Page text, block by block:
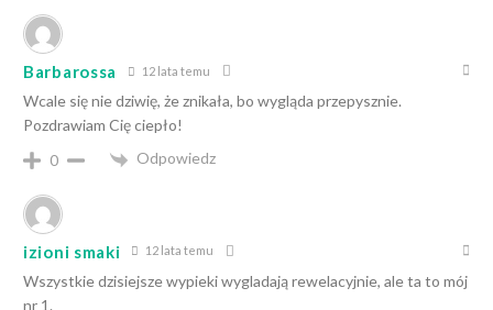
Barbarossa 12 lata temu
Wcale się nie dziwię, że znikała, bo wygląda przepysznie.
Pozdrawiam Cię ciepło!
0
Odpowiedz
izioni smaki 12 lata temu
Wszystkie dzisiejsze wypieki wygladają rewelacyjnie, ale ta to mój
nr 1.